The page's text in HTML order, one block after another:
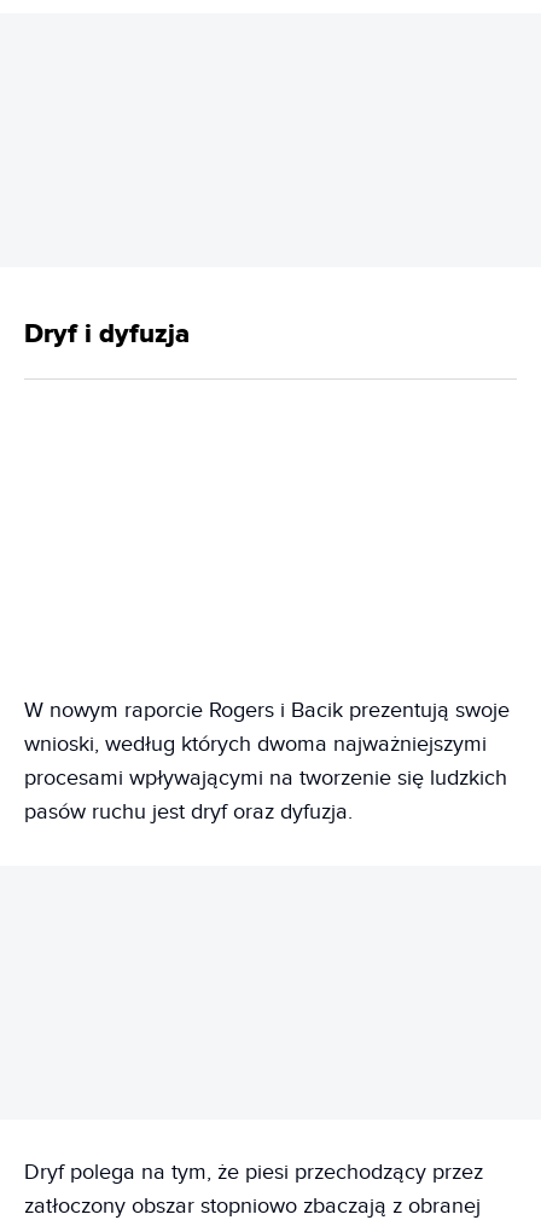
Dryf i dyfuzja
W nowym raporcie Rogers i Bacik prezentują swoje
wnioski, według których dwoma najważniejszymi
procesami wpływającymi na tworzenie się ludzkich
pasów ruchu jest dryf oraz dyfuzja.
Dryf polega na tym, że piesi przechodzący przez
zatłoczony obszar stopniowo zbaczają z obranej